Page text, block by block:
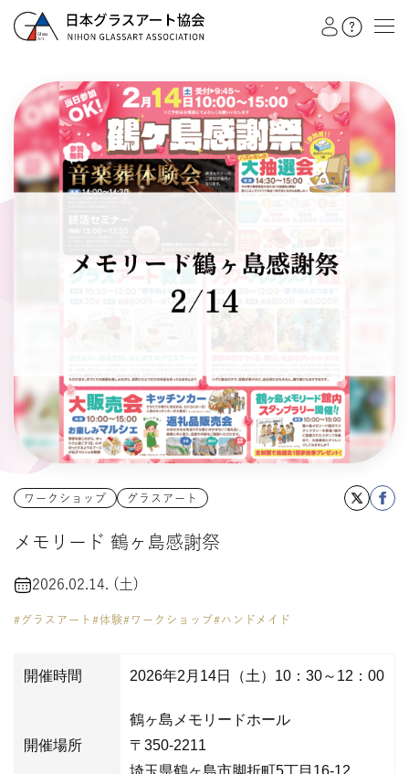
教室を探す
イベント
会員注文フォーム
シルエットアート
タイルクラフト
メモリード 鶴ヶ島感謝祭
ワークショップ グラスアート
2026.02.14. (土)
#グラスアート #体験#ワークショップ#ハンドメイド
開催時間 2026年2月14日（土）10：30～12：00
開催場所
鶴ヶ島メモリードホール
〒350-2211
埼玉県鶴ヶ島市脚折町5丁目16-12